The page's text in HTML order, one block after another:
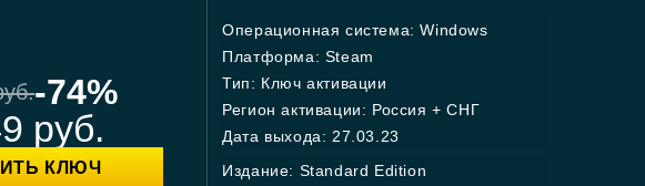
-74%
руб.
КЛЮЧ
Операционная система: Windows
Платформа: Steam
Тип: Ключ активации
Регион активации: Россия + СНГ
Дата выхода: 27.03.23
Издание: Standard Edition